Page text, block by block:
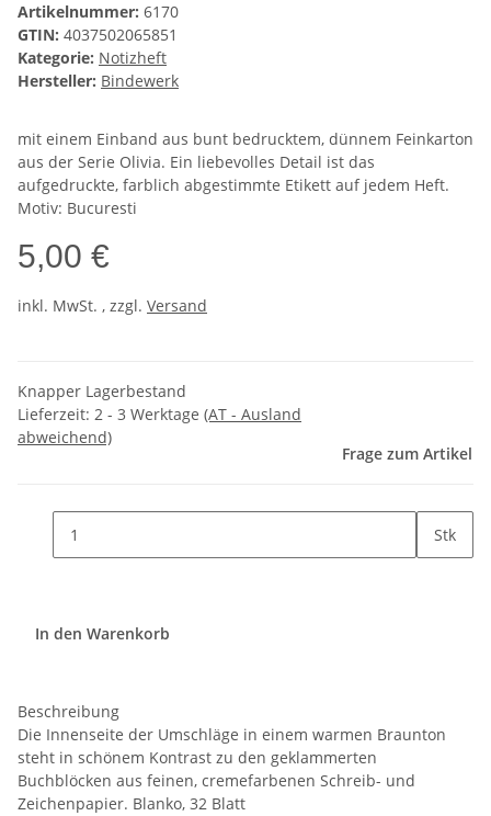
Artikelnummer: 6170
GTIN: 4037502065851
Kategorie: Notizheft
Hersteller: Bindewerk
mit einem Einband aus bunt bedrucktem, dünnem Feinkarton
aus der Serie Olivia. Ein liebevolles Detail ist das
aufgedruckte, farblich abgestimmte Etikett auf jedem Heft.
Motiv: Bucuresti
5,00 €
inkl. MwSt. , zzgl. Versand
Knapper Lagerbestand
Lieferzeit: 2 - 3 Werktage (AT - Ausland
abweichend)
Frage zum Artikel
Stk
In den Warenkorb
Beschreibung
Die Innenseite der Umschläge in einem warmen Braunton
steht in schönem Kontrast zu den geklammerten
Buchblöcken aus feinen, cremefarbenen Schreib- und
Zeichenpapier. Blanko, 32 Blatt